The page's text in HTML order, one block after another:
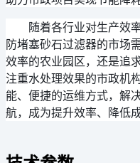
随着各行业对生产效
防堵塞砂石过滤器的市场
效率的农业园区，还是追
注重水处理效果的市政机
能、便捷的运维方式，解
航，成为提升效率、降低